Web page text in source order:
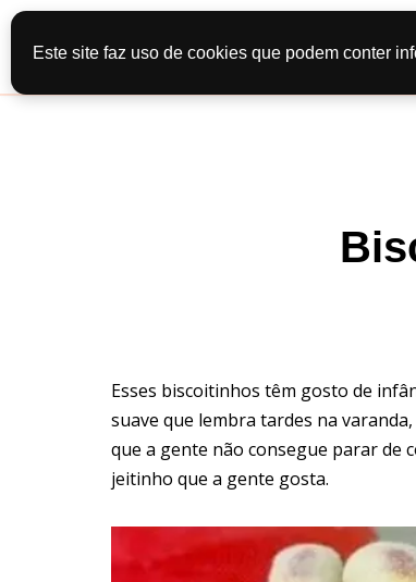
Pular
para
Esses biscoitinhos têm gosto de
suave que lembra tardes na
que a gente não consegue parar de
jeitinho que a gente gosta.
Este site faz uso de cookies que podem conter